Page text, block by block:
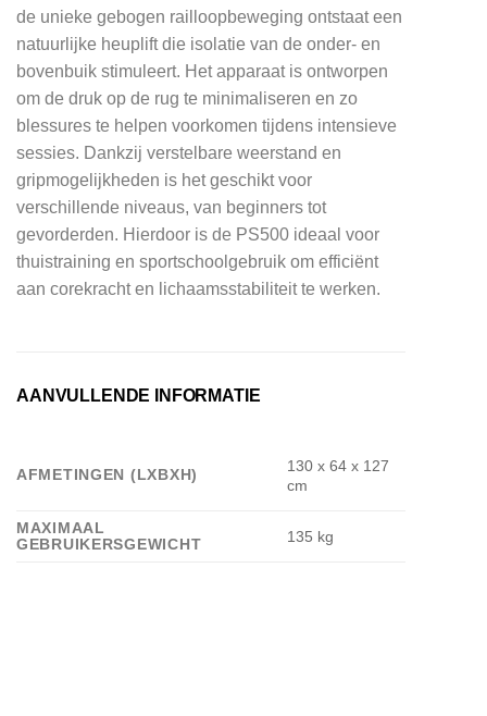
de unieke gebogen railloopbeweging ontstaat een
natuurlijke heuplift die isolatie van de onder- en
bovenbuik stimuleert. Het apparaat is ontworpen
om de druk op de rug te minimaliseren en zo
blessures te helpen voorkomen tijdens intensieve
sessies. Dankzij verstelbare weerstand en
gripmogelijkheden is het geschikt voor
verschillende niveaus, van beginners tot
gevorderden. Hierdoor is de PS500 ideaal voor
thuistraining en sportschoolgebruik om efficiënt
aan corekracht en lichaamsstabiliteit te werken.
AANVULLENDE INFORMATIE
AFMETINGEN (LXBXH)
130 x 64 x 127
cm
MAXIMAAL
GEBRUIKERSGEWICHT
135 kg